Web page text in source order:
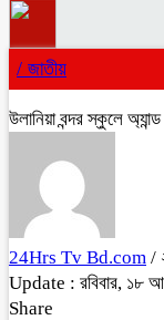
/ জাতীয়
উলানিয়া বন্দর স্কুলে
24Hrs Tv Bd.com /
Update : রবিবার, ১৮
Share